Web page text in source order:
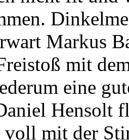
Markus
mit
eine
Hensolt
mit der